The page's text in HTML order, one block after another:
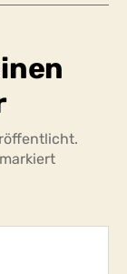
markiert